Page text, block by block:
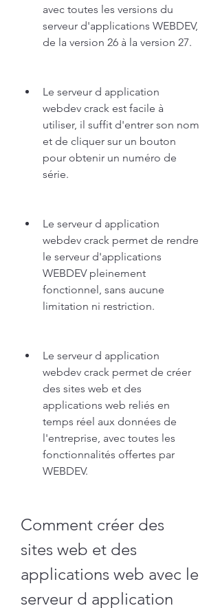
avec toutes les versions du
serveur d'applications WEBDEV,
de la version 26 à la version 27.
Le serveur d application
webdev crack est facile à
utiliser, il suffit d'entrer son nom
et de cliquer sur un bouton
pour obtenir un numéro de
série.
Le serveur d application
webdev crack permet de rendre
le serveur d'applications
WEBDEV pleinement
fonctionnel, sans aucune
limitation ni restriction.
Le serveur d application
webdev crack permet de créer
des sites web et des
applications web reliés en
temps réel aux données de
l'entreprise, avec toutes les
fonctionnalités offertes par
WEBDEV.
Comment créer des
sites web et des
applications web avec le
serveur d application